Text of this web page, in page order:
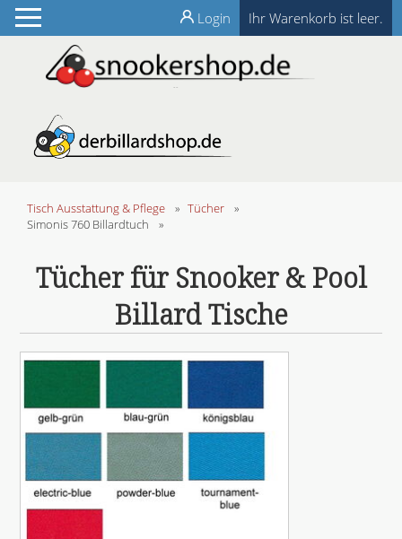
Ihr Warenkorb ist leer.
Login
Tisch Ausstattung & Pflege » Tücher
»
Simonis 760 Billardtuch
»
Tücher für Snooker & Pool
Billard Tische